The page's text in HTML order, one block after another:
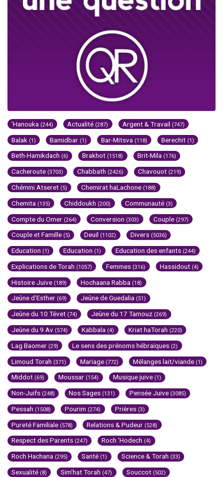
'Hanouka (244) Actualité (287) Argent & Travail (747)
Balak (1) Bamidbar (1) Bar-Mitsva (118) Berechit (1)
Beth-Hamikdach (6) Brakhot (1518) Brit-Mila (176)
Cacheroute (3703) Chabbath (2426) Chavouot (219)
Chémini Atseret (5) Chemirat haLachone (188)
Chemita (135) Chiddoukh (200) Communauté (3)
Compte du Omer (264) Conversion (303) Couple (297)
Couple et Famille (5) Deuil (1102) Divers (5036)
Education (1) Education (1) Education des enfants (244)
Explications de Torah (1057) Femmes (316) Hassidout (4)
Histoire Juive (189) Hochaana Rabba (18)
Jeûne d'Esther (69) Jeûne de Guedalia (51)
Jeûne du 10 Tévet (74) Jeûne du 17 Tamouz (269)
Jeûne du 9 Av (574) Kabbala (4) Kriat haTorah (220)
Lag Baomer (29) Le sens des prénoms hébraïques (2)
Limoud Torah (371) Mariage (772) Mélanges lait/viande (1)
Middot (69) Moussar (154) Musique juive (1)
Non-Juifs (248) Nos Sages (131) Pensée Juive (3085)
Pessah (1508) Pourim (274) Prières (3)
Pureté Familiale (578) Relations & Pudeur (528)
Respect des Parents (247) Roch 'Hodech (4)
Roch Hachana (295) Santé (1) Science & Torah (33)
Sexualité (8) Sim'hat Torah (47) Souccot (502)